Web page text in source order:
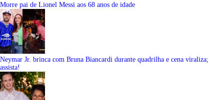
Morre pai de Lionel Messi aos 68 anos de idade
Neymar Jr. brinca com Bruna Biancardi durante quadrilha e cena viraliza;
assista!